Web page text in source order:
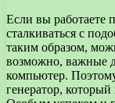
Если вы работаете
сталкиваться с
таким образом,
возможно, важные
компьютер.
генератор,